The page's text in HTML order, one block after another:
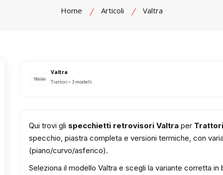
Home Articoli Valtra
Valtra
Trattori • 3 modelli
Qui trovi gli specchietti retrovisori Valtra per Trattori
specchio, piastra completa e versioni termiche, con
(piano/curvo/asferico).
Seleziona il modello Valtra e scegli la variante corretta